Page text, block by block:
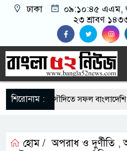
ঢাকা ০৯:১০:৪৫ এএম,
২৩ শ্রাবণ ১৪৩৩
শিরোনাম :
এর সুযোগে সৌদিতে সফল বাংলাদেশি
মাছে মিলল মাইক্রোপ্লাস্টিক, বেশি কই
হোম / অপরাধ ও দুর্ণীতি ,